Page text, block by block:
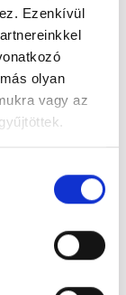
Ezenkívül
olyan
vagy az
Márti
váltható.
e-mail